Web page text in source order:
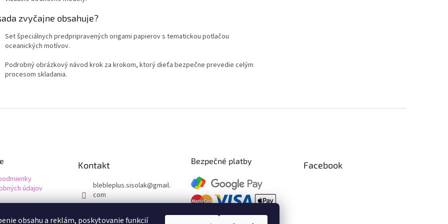
obsahu a reklám, poskytovanie funkcií
zvyčajne obsahuje?
Set špeciálnych predpripravených origami papierov s tematickou potlačou
oceanických motívov.
Podrobný obrázkový návod krok za krokom, ktorý dieťa bezpečne prevedie celým
procesom skladania.
údajov
Kontakt
blebleplus.sisolak@gmail.
com
Bezpečné platby Facebook